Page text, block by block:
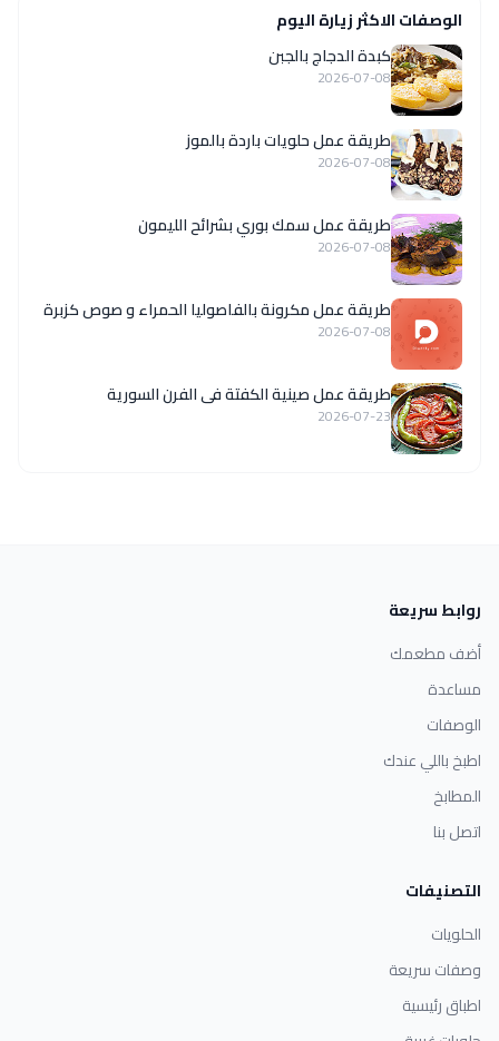
الوصفات الاكثر زيارة اليوم
كبدة الدجاج بالجبن
2026-07-08
طريقة عمل حلويات باردة بالموز
2026-07-08
طريقة عمل سمك بوري بشرائح الليمون
2026-07-08
طريقة عمل مكرونة بالفاصوليا الحمراء و صوص كزبرة
2026-07-08
طريقة عمل صينية الكفتة فى الفرن السورية
2026-07-23
روابط سريعة
أضف مطعمك
مساعدة
الوصفات
اطبخ باللي عندك
المطابخ
اتصل بنا
التصنيفات
الحلويات
وصفات سريعة
اطباق رئيسية